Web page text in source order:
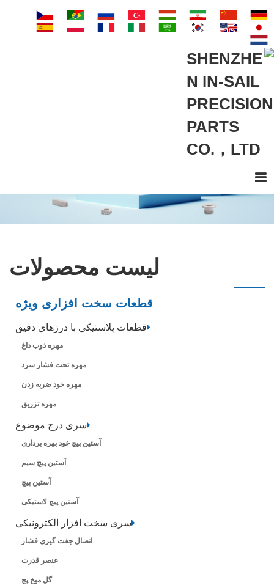
لیست محصولات
قطعات سخت افزاری ویژه
قطعات پلاستیکی با درزهای دقیق
مهره ذوب داغ
مهره تحت فشار سرد
مهره خود ضربه زدن
مهره تزریق
سری درج موضوع
آستین پیچ خود بهره برداری
آستین پیچ سیم
آستین پیچ
آستین پیچ لاستیکی
سری سخت افزار الکترونیکی
اتصال جفت گیری فشار
عنصر قدرت
گل میخ پچ